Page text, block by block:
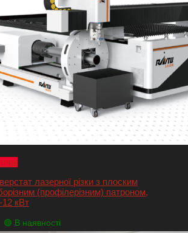
лазерної різки з плоским
(профілерізним) патроном,
12 кВт
🟢 В наявності